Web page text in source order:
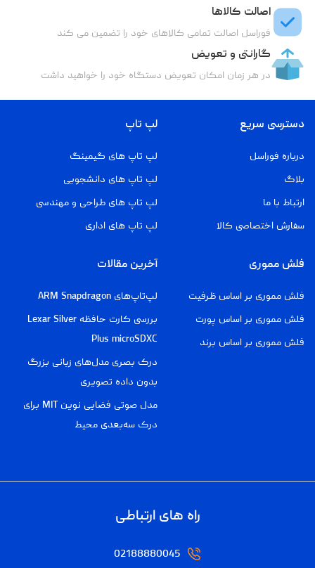
اصالت کالاها
فوراسل اصالت تمامی کالاهای خود را تضمین می کند
گارانتی و تعویض
در هر زمان امکان تعویض دستگاه خود را خواهید داشت
دسترسی سریع
درباره فوراسل
بلاگ
ارتباط با ما
سفارش اختصاصی کالا
لپ تاپ
لپ تاپ های گیمینگ
لپ تاپ های دانشجویی
لپ تاپ های طراحی و مهندسی
لپ تاپ های اداری
فلش مموری
فلش مموری بر اساس ظرفیت
فلش مموری بر اساس پورت
فلش مموری بر اساس برند
آخرین مقالات
لپ‌تاپ‌های ARM Snapdragon
بررسی کارت حافظه Lexar Silver
Plus microSDXC
درک بصری مدل‌های زبانی بزرگ
بدون داده تصویری
مدل صوتی فضایی نوین MIT برای
درک سه‌بعدی محیط
راه های ارتباطی
02188880045